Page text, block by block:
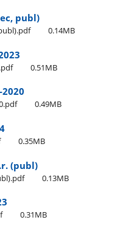
publ)
0.14MB
0.51MB
2020
0.49MB
0.35MB
(publ)
0.13MB
0.31MB